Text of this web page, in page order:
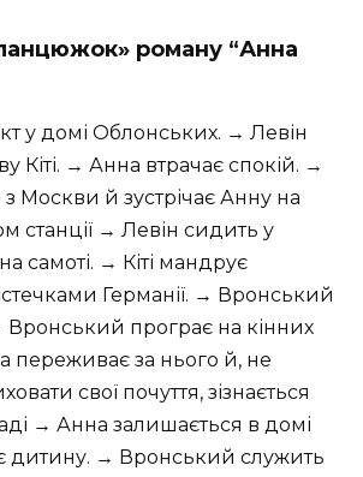
роману “Анна
у домі Облонських. → Левін
Кіті. → Анна втрачає спокій. →
Москви й зустрічає Анну на
станції → Левін сидить у
самоті. → Кіті мандрує
Германії. → Вронський
Вронський програє на кінних
переживає за нього й, не
свої почуття, зізнається
→ Анна залишається в домі
дитину. → Вронський служить